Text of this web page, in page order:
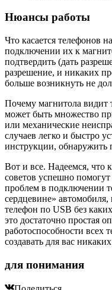
Нюансы работы
Что касается телефонов
подключении их к
подтвердить (дать
разрешение, и никаких
больше возникнуть не
Почему магнитола видит
может быть множество
или механические
случаев легко и быстро
инструкции, обнаружить
Вот и все. Надеемся, что
советов успешно
проблем в подключении
сердцевине»
телефон по USB без
это достаточно простая
работоспособности всех
создавать для вас
для понимания